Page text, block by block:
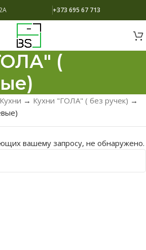
+373 695 67 713
(
Кухни → Кухни "ГОЛА" ( без ручек) →
вашему запросу, не обнаружено.